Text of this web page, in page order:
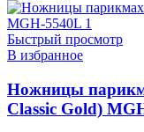
Быстрый просмотр
В избранное
Ножницы
Classic Gold)